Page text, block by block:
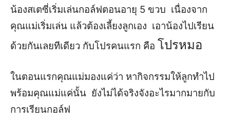
น้องสเตซี่เริ่มเล่นกอล์ฟตอนอายุ 5 ขวบ เนื่องจาก
คุณแม่เริ่มเล่น แล้วต้องเลี้ยงลูกเอง เอาน้องไปเรียน
ด้วยกันเลยทีเดียว กับโปรคนแรก คือ โปรหมอ
ในตอนแรกคุณแม่มองแค่ว่า หากิจกรรมให้ลูกทำไป
พร้อมคุณแม่แค่นั้น ยังไม่ได้จริงจังอะไรมากมายกับ
การเรียนกอล์ฟ